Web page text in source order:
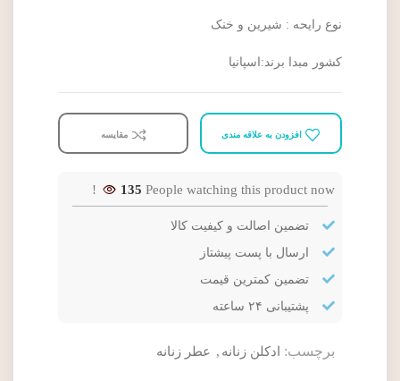
نوع رايحه : شيرين و خنک
کشور مبدا برند:اسپانیا
افزودن به علاقه مندی مقایسه
135 People watching this product now!
تضمین اصالت و کیفیت کالا
ارسال با پست پیشتاز
تضمین کمترین قیمت
پشتیبانی ۲۴ ساعته
برچسب: ادکلن زنانه , عطر زنانه